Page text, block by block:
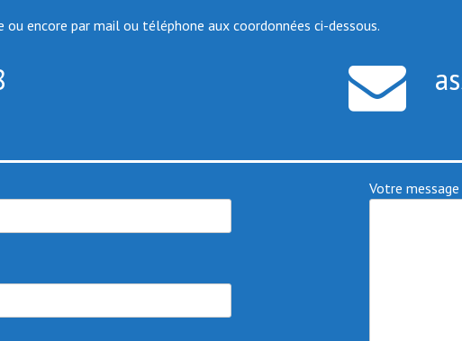
encore par mail ou téléphone aux coordonnées ci-dessous.
Votre